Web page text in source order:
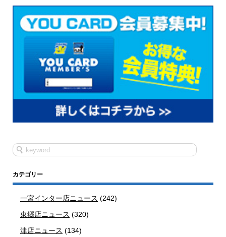
カテゴリー
一宮インター店ニュース (242)
東郷店ニュース (320)
津店ニュース (134)